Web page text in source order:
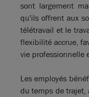
sont largement
qu'ils offrent aux
télétravail et le
flexibilité accrue,
vie professionnelle
Les employés
du temps de